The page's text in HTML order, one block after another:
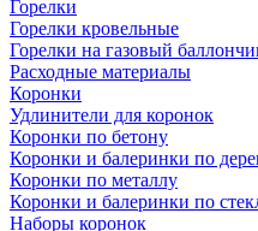
Горелки
Горелки кровельные
Горелки на газовый
Расходные материалы
Коронки
Удлинители для коронок
Коронки по бетону
Коронки и балеринки по
Коронки по металлу
Коронки и балеринки по
Наборы коронок